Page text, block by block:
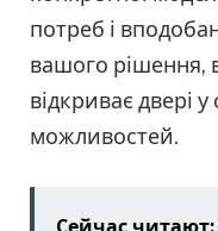
потреб і
вашого рішення,
відкриває двері
можливостей.